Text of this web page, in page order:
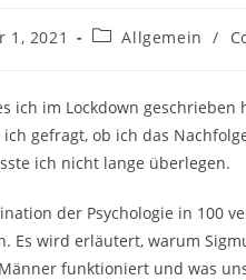
1, 2021
Beitrags-
Allgemein /
ich im Lockdown geschrieben
ich gefragt, ob ich das
ich nicht lange überlegen.
der Psychologie in 100
Es wird erläutert, warum
funktioniert und was